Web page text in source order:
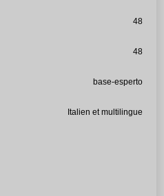
48
48
base-esperto
Italien et multilingue